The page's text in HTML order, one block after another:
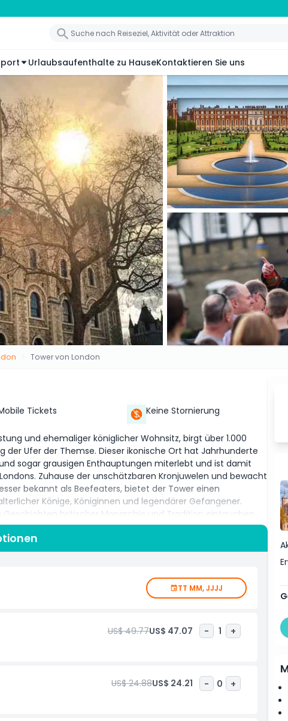
Urlaubsaufenthalte zu HauseKontaktieren Sie uns
Tower von London
Tickets Keine Stornierung
und ehemaliger königlicher Wohnsitz, birgt über 1.000
Ufer der Themse. Dieser ikonische Ort hat Jahrhunderte
sogar grausigen Enthauptungen miterlebt und ist damit
Zuhause der unschätzbaren Kronjuwelen und bewacht
bekannt als Beefeaters, bietet der Tower einen
Könige, Königinnen und legendärer Gefangener.
britischer Monarchie und Tradition eintauchen,
Ein Ticket gewährt Zugang zu seinem
Geheimnisse entdecken und durch Hallen voller
viel zu entdecken ist der Tower of London eine
TT MM, JJJJ
US$ 49.77US$ 47.07 - 1 +
US$ 24.88US$ 24.21 - 0 +